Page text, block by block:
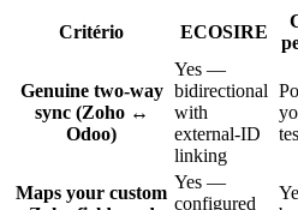
Critério ECOSIRE
Genuine two-way
sync (Zoho ↔
Odoo)
Yes —
bidirectional
with
external-ID
linking
Maps your custom
Yes —
configured